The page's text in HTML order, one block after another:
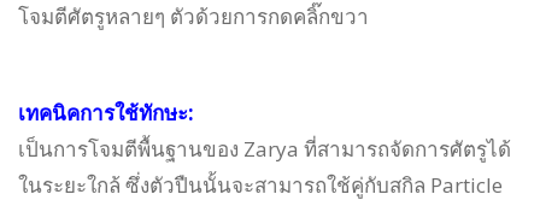
โจมตีศัตรูหลายๆ ตัวด้วยการกดคลิ๊กขวา
เทคนิคการใช้ทักษะ:
เป็นการโจมตีพื้นฐานของ Zarya ที่สามารถจัดการศัตรูได้
ในระยะใกล้ ซึ่งตัวปืนนั้นจะสามารถใช้คู่กับสกิล Particle